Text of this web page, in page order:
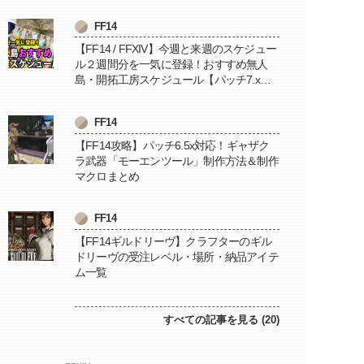
FF14
【FF14 / FFXIV】今週と来週のスケジュー
ル２週間分を一気に登録！おすすめ無人
島・開拓工房スケジュール【パッチ7.x対
FF14
【FF14攻略】パッチ6.5x対応！ギャザク
ラ武器「モーエンツール」制作方法＆制作
マクロまとめ
FF14
【FF14ギルドリーヴ】クラフターのギル
ドリーヴの受注レベル・場所・納品アイテ
ム一覧
すべての記事を見る (20)